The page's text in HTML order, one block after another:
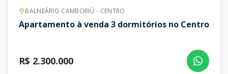
BALNEÁRIO CAMBORIÚ - CENTRO
Apartamento à venda 3 dormitórios no Centro
R$ 2.300.000